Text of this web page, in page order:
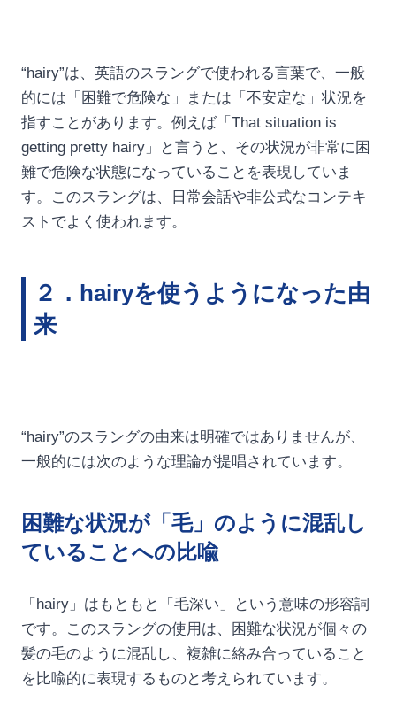
“hairy”は、英語のスラングで使われる言葉で、一般
的には「困難で危険な」または「不安定な」状況を
指すことがあります。例えば「That situation is
getting pretty hairy」と言うと、その状況が非常に困
難で危険な状態になっていることを表現していま
す。このスラングは、日常会話や非公式なコンテキ
ストでよく使われます。
２．hairyを使うようになった由
来
“hairy”のスラングの由来は明確ではありませんが、
一般的には次のような理論が提唱されています。
困難な状況が「毛」のように混乱し
ていることへの比喩
「hairy」はもともと「毛深い」という意味の形容詞
です。このスラングの使用は、困難な状況が個々の
髪の毛のように混乱し、複雑に絡み合っていること
を比喩的に表現するものと考えられています。